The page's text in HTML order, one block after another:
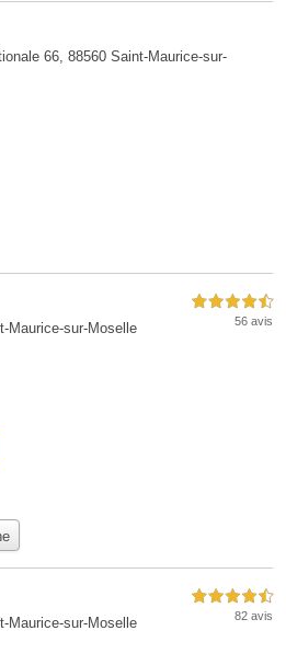
66, 88560 Saint-Maurice-sur-
Maurice-sur-Moselle
4,5 étoiles sur 5
56 avis
Maurice-sur-Moselle
4,5 étoiles sur 5
82 avis